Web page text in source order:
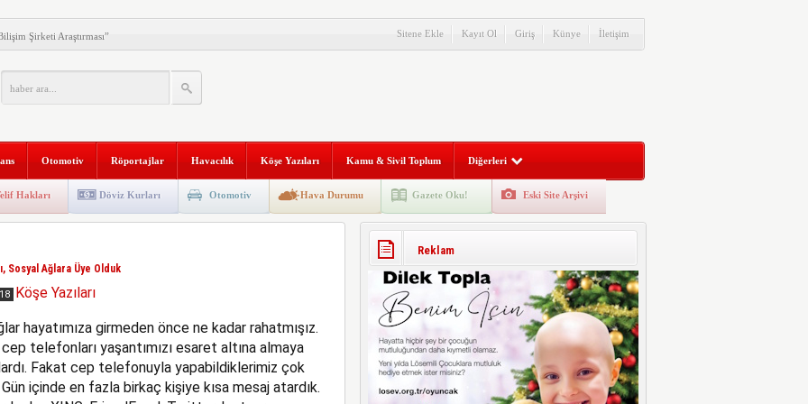
Şirketi Araştırması”
2. Defa Büyüyor
Geçti
“Aranan Mezun”
ve Kadim Eşikler” Karma
instax mini 99’un
Stratejik Ortaklık Kurdu
Temizliyor: Qrevo Curv
Sivas’ta Açtı
Sitene Ekle Kayıt Ol Giriş Künye İletişim
Otomotiv Röportajlar Havacılık Köşe Yazıları Kamu & Sivil Toplum Diğerleri
Hakları Döviz Kurları Otomotiv Hava Durumu Gazete Oku! Eski Site Arşivi
Sosyal Ağlara Üye Olduk
Köşe Yazıları
hayatımıza girmeden önce ne kadar rahatmışız.
telefonları yaşantımızı esaret altına almaya
Fakat cep telefonuyla yapabildiklerimiz çok
Gün içinde en fazla birkaç kişiye kısa mesaj atardık.
Reklam